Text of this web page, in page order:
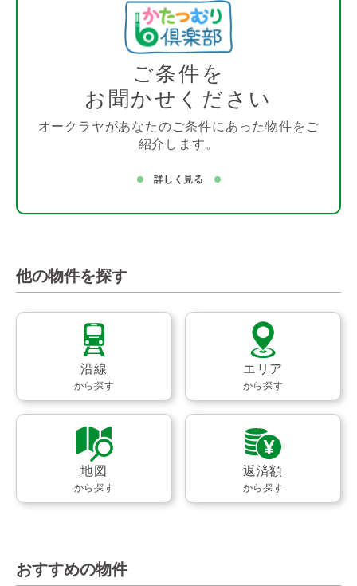
ご条件を
お聞かせください
オークラヤがあなたのご条件にあった物件をご
紹介します。
詳しく見る
他の物件を探す
沿線
から探す
エリア
から探す
地図
から探す
返済額
から探す
おすすめの物件